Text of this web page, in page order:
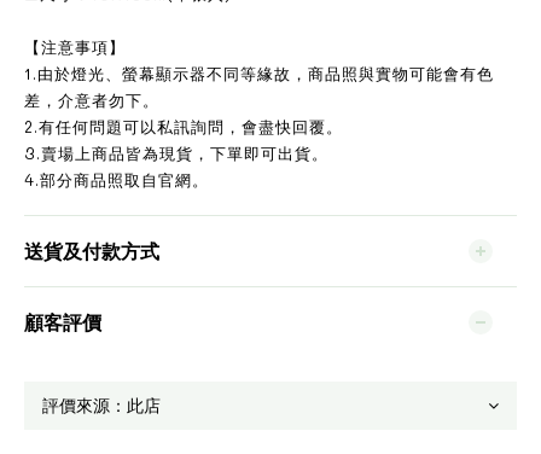
【注意事項】
1.由於燈光、螢幕顯示器不同等緣故，商品照與實物可能會有色
差，介意者勿下。
2.有任何問題可以私訊詢問，會盡快回覆。
3.賣場上商品皆為現貨，下單即可出貨。
4.部分商品照取自官網。
送貨及付款方式
顧客評價